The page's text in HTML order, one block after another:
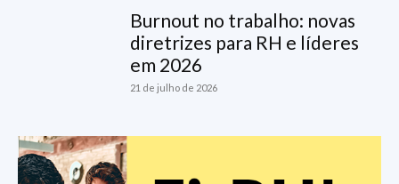
Burnout no trabalho: novas
diretrizes para RH e líderes
em 2026
21 de julho de 2026